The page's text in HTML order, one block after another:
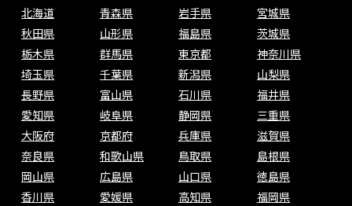
北海道 青森県 岩手県
宮城県
秋田県
山形県 福島県
茨城県
栃木県
群馬県 東京都
神奈川県
埼玉県
千葉県 新潟県
山梨県
長野県
富山県 石川県
福井県
愛知県
岐阜県 静岡県
三重県
大阪府
京都府 兵庫県
滋賀県
奈良県
和歌山県 鳥取県
島根県
岡山県
広島県 山口県
徳島県
香川県
愛媛県 高知県
福岡県